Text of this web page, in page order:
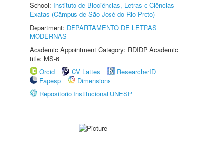
School: Instituto de Biociências, Letras e Ciências
Exatas (Câmpus de São José do Rio Preto)
Department: DEPARTAMENTO DE LETRAS
MODERNAS
Academic Appointment Category: RDIDP Academic
title: MS-6
Orcid
CV Lattes
ResearcherID
Fapesp
Dimensions
Repositório Institucional UNESP